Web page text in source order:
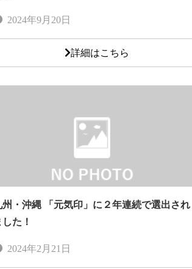
2024年9月20日
詳細はこちら
州・沖縄 「元気印」に２年連続で選出され
した！
2024年2月21日